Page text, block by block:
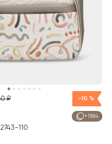
₽ -10 %
+1184
110